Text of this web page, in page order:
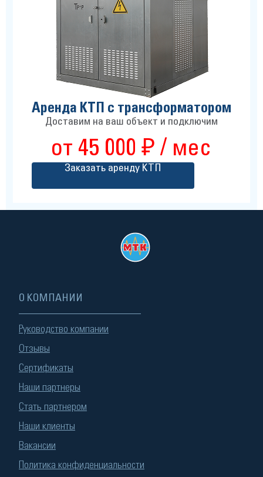
Аренда КТП с трансформатором
Доставим на ваш объект и подключим
от 45 000 ₽ / мес
Заказать аренду КТП
О КОМПАНИИ
Руководство компании
Отзывы
Сертификаты
Наши партнеры
Стать партнером
Наши клиенты
Вакансии
Политика конфиденциальности